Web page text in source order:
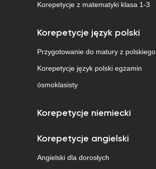
Korepetycje z matematyki klasa 1-3
Korepetycje język polski
Przygotowanie do matury z polskiego
Korepetycje język polski egzamin
ósmoklasisty
Korepetycje niemiecki
Korepetycje angielski
Angielski dla dorosłych